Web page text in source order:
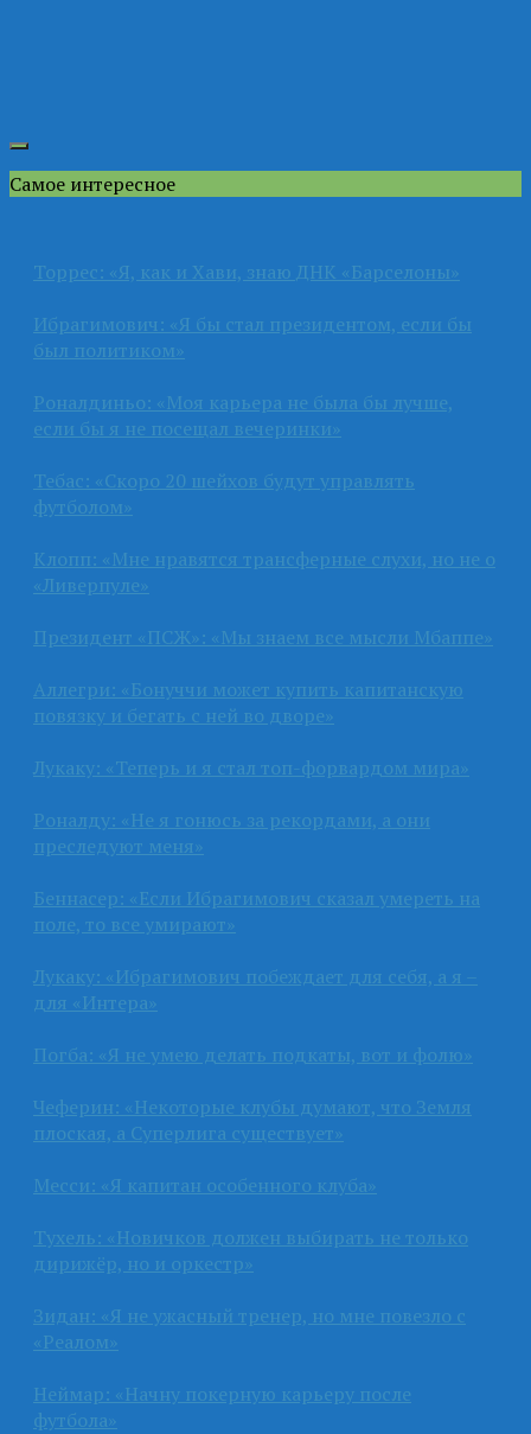
Самое интересное
Торрес: «Я, как и Хави, знаю ДНК «Барселоны»
Ибрагимович: «Я бы стал президентом, если бы
был политиком»
Роналдиньо: «Моя карьера не была бы лучше,
если бы я не посещал вечеринки»
Тебас: «Скоро 20 шейхов будут управлять
футболом»
Клопп: «Мне нравятся трансферные слухи, но не о
«Ливерпуле»
Президент «ПСЖ»: «Мы знаем все мысли Мбаппе»
Аллегри: «Бонуччи может купить капитанскую
повязку и бегать с ней во дворе»
Лукаку: «Теперь и я стал топ-форвардом мира»
Роналду: «Не я гонюсь за рекордами, а они
преследуют меня»
Беннасер: «Если Ибрагимович сказал умереть на
поле, то все умирают»
Лукаку: «Ибрагимович побеждает для себя, а я –
для «Интера»
Погба: «Я не умею делать подкаты, вот и фолю»
Чеферин: «Некоторые клубы думают, что Земля
плоская, а Суперлига существует»
Месси: «Я капитан особенного клуба»
Тухель: «Новичков должен выбирать не только
дирижёр, но и оркестр»
Зидан: «Я не ужасный тренер, но мне повезло с
«Реалом»
Неймар: «Начну покерную карьеру после
футбола»